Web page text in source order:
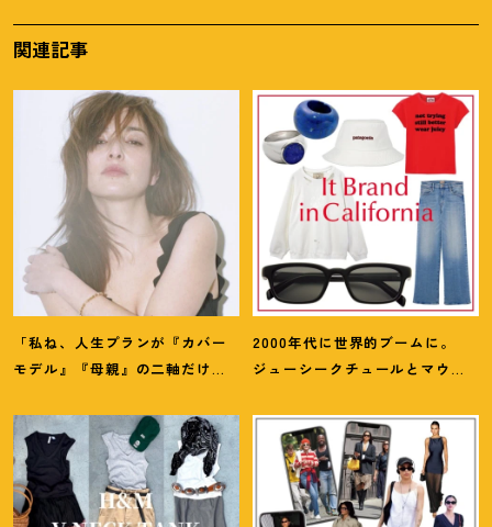
関連記事
「私ね、人生プランが『カバー
モデル』『母親』の二軸だけな
き方】
2000年代に世界的ブームに。
ジューシークチュールとマウ
ド】6選